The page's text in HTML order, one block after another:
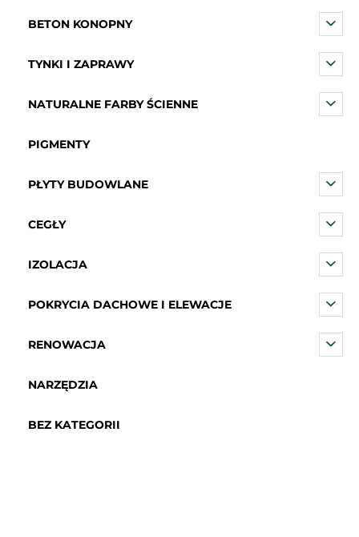
BETON KONOPNY
TYNKI I ZAPRAWY
NATURALNE FARBY ŚCIENNE
PIGMENTY
PŁYTY BUDOWLANE
CEGŁY
IZOLACJA
POKRYCIA DACHOWE I ELEWACJE
RENOWACJA
NARZĘDZIA
BEZ KATEGORII